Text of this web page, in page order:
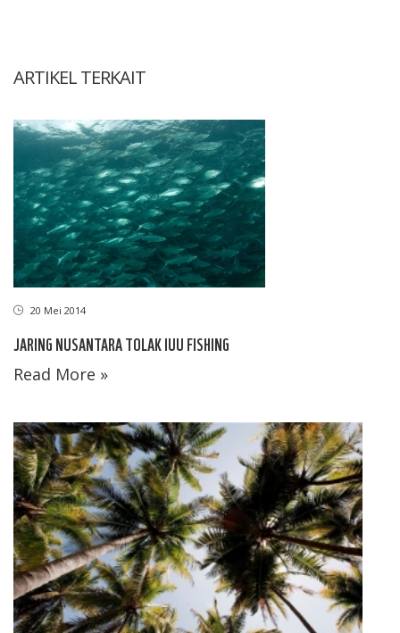
ARTIKEL TERKAIT
20 Mei 2014
JARING NUSANTARA TOLAK IUU FISHING
Read More »